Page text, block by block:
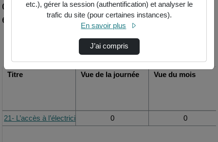
quelle réalité à l’heure de la transition
énergétique et climatique? cas du sénégal
Titre Vue de la journée Vue du mois
21- L’accès à l’électricité dans les Suds : Quelle réalité à l’heure
0 0
etc.), gérer la session (authentification) et analyser le
trafic du site (pour certaines instances).
En savoir plus
J’ai compris